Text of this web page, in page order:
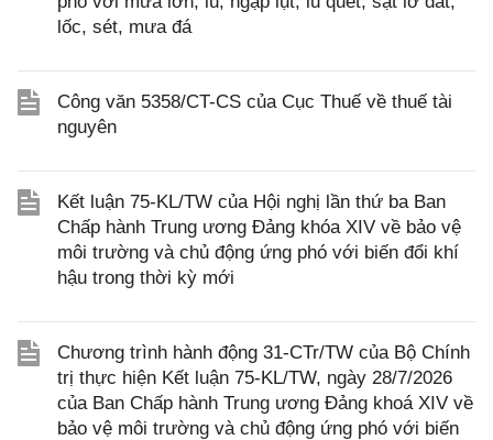
lốc, sét, mưa đá
Công văn 5358/CT-CS của Cục Thuế về thuế tài
nguyên
Kết luận 75-KL/TW của Hội nghị lần thứ ba Ban
Chấp hành Trung ương Đảng khóa XIV về bảo vệ
môi trường và chủ động ứng phó với biến đổi khí
hậu trong thời kỳ mới
Chương trình hành động 31-CTr/TW của Bộ Chính
trị thực hiện Kết luận 75-KL/TW, ngày 28/7/2026
của Ban Chấp hành Trung ương Đảng khoá XIV về
bảo vệ môi trường và chủ động ứng phó với biến